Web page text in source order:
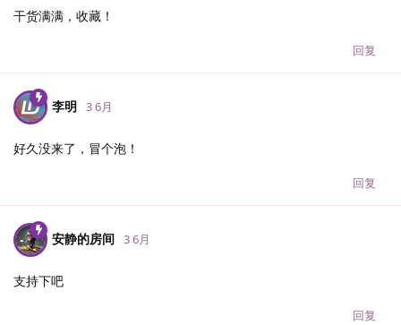
干货满满，收藏！
回复
李明 3 6月
好久没来了，冒个泡！
回复
安静的房间 3 6月
支持下吧
回复